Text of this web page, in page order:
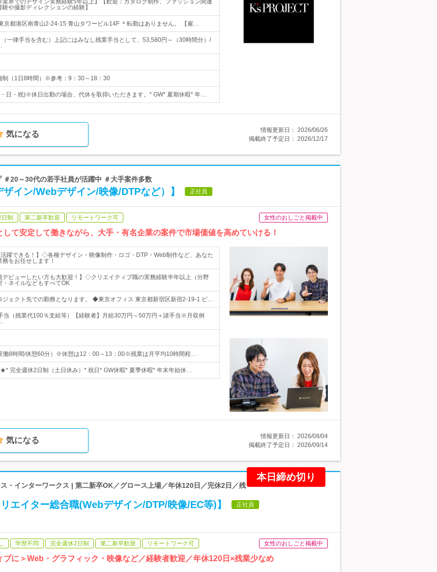
業界でのデザイン実務経験5年以上】【歓迎：カタログ制作、ファッション関連
や撮影ディレクションの経験】
京都港区南青山2-24-15 青山タワービル14F ＊転勤はありません。 【雇…
一律手当を含む）上記にはみなし残業手当として、53,580円～（30時間分）/
制（1日8時間）※参考：9：30～18：30
日・祝)※休日出勤の場合、代休を取得いただきます。* GW* 夏期休暇* 年…
気になる 情報更新日： 2026/06/26
掲載終了予定日： 2026/12/17
20～30代の若手社員が活躍中 ＃大手案件多数
ザイン/Webデザイン/映像/DTPなど）】 正社員
制 第二新卒歓迎 リモートワーク可 女性のおしごと掲載中
て安定して働きながら、大手・有名企業の案件で市場価値を高めていける！
活躍できる！】◇各種デザイン・映像制作・ロゴ・DTP・Web制作など、あなた
をお任せします！
デビューしたい方も大歓迎！】◇クリエイティブ職の実務経験半年以上（分野
ネイルなどもすべてOK
ジェクト先での勤務となります。 ◆東京オフィス 東京都新宿区新宿2-19-1 ビ…
当（残業代100％支給等）【経験者】月給30万円～50万円＋諸手当※月収例
働8時間/休憩60分）※休憩は12：00～13：00※残業は月平均10時間程…
完全週休2日制（土日休み）* 祝日* GW休暇* 夏季休暇* 年末年始休…
気になる 情報更新日： 2026/08/04
掲載終了予定日： 2026/09/14
本日締め切り
・インターワークス | 第二新卒OK／グロース上場／年休120日／完休2日／残
エイター総合職(Webデザイン/DTP/映像/EC等)】 正社員
学歴不問 完全週休2日制 第二新卒歓迎 リモートワーク可 女性のおしごと掲載中
ブに＞Web・グラフィック・映像など／経験者歓迎／年休120日×残業少なめ